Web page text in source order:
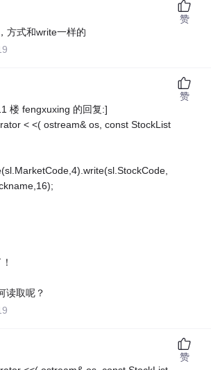
方式和write一样的
赞
楼 fengxuxing 的回复:]
< <( ostream& os, const StockList
读取呢？
赞
赞